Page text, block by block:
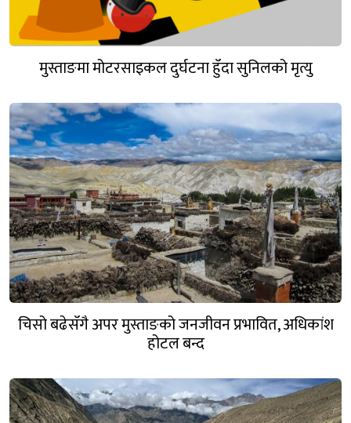
मुस्ताङमा मोटरसाइकल दुर्घटना हुँदा सुनिलको मृत्यु
चिसो बढेसँगै अपर मुस्ताङको जनजीवन प्रभावित, अधिकांश
होटल बन्द